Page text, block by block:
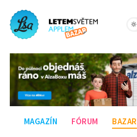
MAGAZÍN FÓRUM BAZAR